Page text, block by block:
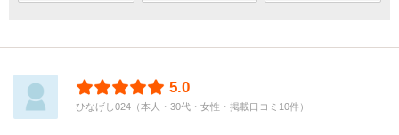
5.0
ひなげし024（本人・30代・女性・掲載口コミ10件）